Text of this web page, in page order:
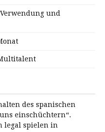
und
des spanischen
einschüchtern“.
legal spielen in